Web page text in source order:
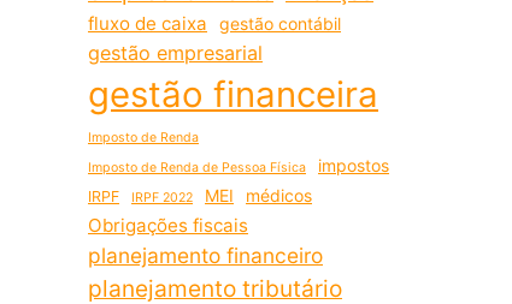
fluxo de caixa gestão contábil
gestão empresarial
gestão financeira
Imposto de Renda
Imposto de Renda de Pessoa Física
impostos
IRPF IRPF 2022 MEI médicos
Obrigações fiscais
planejamento financeiro
planejamento tributário